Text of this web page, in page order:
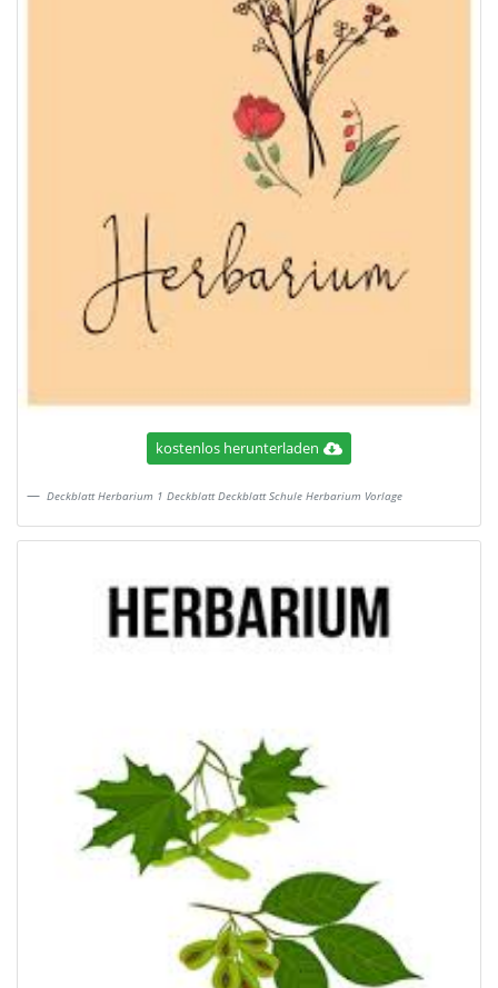
kostenlos herunterladen
Deckblatt Herbarium 1 Deckblatt Deckblatt Schule Herbarium Vorlage